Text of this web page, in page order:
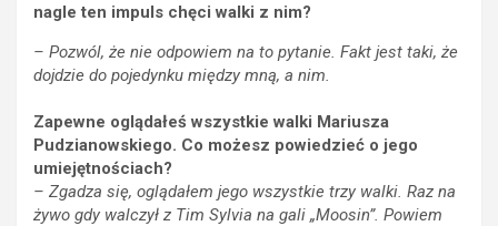
nagle ten impuls chęci walki z nim?
– Pozwól, że nie odpowiem na to pytanie. Fakt jest taki, że
dojdzie do pojedynku między mną, a nim.
Zapewne oglądałeś wszystkie walki Mariusza
Pudzianowskiego. Co możesz powiedzieć o jego
umiejętnościach?
– Zgadza się, oglądałem jego wszystkie trzy walki. Raz na
żywo gdy walczył z Tim Sylvia na gali „Moosin”. Powiem